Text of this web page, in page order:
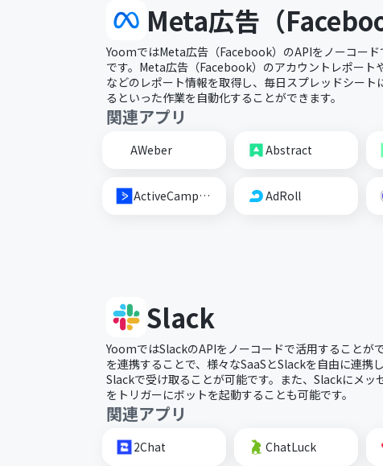
Meta広告（
YoomではMeta広告（Facebook）のAPIをノーコー
です。Meta広告（Facebook）のアカウントレポート
などのレポート情報を取得し、毎日スプレッドシート
るといった作業を自動化することができます。
関連アプリ
AWeber Abstract
ActiveCampaign AdRoll
Slack
YoomではSlackのAPIをノーコードで活用することが
を連携することで、様々なSaaSとSlackを自由に連携
Slackで受け取ることが可能です。また、Slackにメッ
をトリガーにボットを起動することも可能です。
関連アプリ
2Chat ChatLuck